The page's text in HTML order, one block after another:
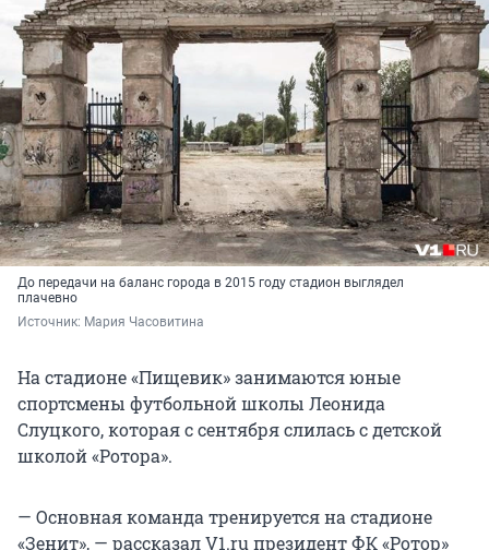
До передачи на баланс города в 2015 году стадион выглядел
плачевно
Источник: Мария Часовитина
На стадионе «Пищевик» занимаются юные
спортсмены футбольной школы Леонида
Слуцкого, которая с сентября слилась с детской
школой «Ротора».
— Основная команда тренируется на стадионе
«Зенит», — рассказал V1.ru президент ФК «Ротор»